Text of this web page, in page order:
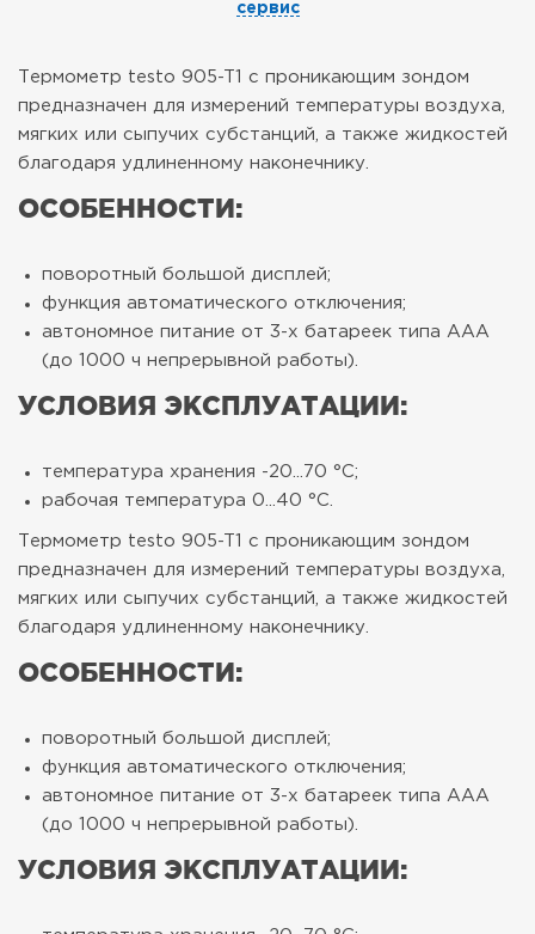
сервис
Термометр testo 905-T1 с проникающим зондом
предназначен для измерений температуры воздуха,
мягких или сыпучих субстанций, а также жидкостей
благодаря удлиненному наконечнику.
ОСОБЕННОСТИ:
поворотный большой дисплей;
функция автоматического отключения;
автономное питание от 3-х батареек типа ААА
(до 1000 ч непрерывной работы).
УСЛОВИЯ ЭКСПЛУАТАЦИИ:
температура хранения -20...70 °C;
рабочая температура 0...40 °C.
Термометр testo 905-T1 с проникающим зондом
предназначен для измерений температуры воздуха,
мягких или сыпучих субстанций, а также жидкостей
благодаря удлиненному наконечнику.
ОСОБЕННОСТИ:
поворотный большой дисплей;
функция автоматического отключения;
автономное питание от 3-х батареек типа ААА
(до 1000 ч непрерывной работы).
УСЛОВИЯ ЭКСПЛУАТАЦИИ: